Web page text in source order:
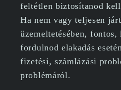
feltétlen biztosítanod
Ha nem vagy teljesen
üzemeltetésében,
fordulnod elakadás
fizetési, számlázási
problémáról.